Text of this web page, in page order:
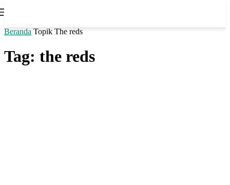
Beranda Topik The reds
Tag: the reds